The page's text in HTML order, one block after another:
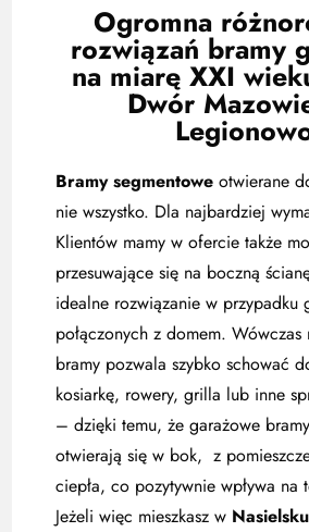
Ogromna
rozwiązań bramy
na miarę XXI
Dwór
Bramy segmentowe otwierane
nie wszystko. Dla najbardziej
Klientów mamy w ofercie także
przesuwające się na boczną
idealne rozwiązanie w przypadku
połączonych z domem. Wówczas
bramy pozwala szybko schować
kosiarkę, rowery, grilla lub inne
– dzięki temu, że garażowe
otwierają się w bok, z
ciepła, co pozytywnie wpływa na
Jeżeli więc mieszkasz w